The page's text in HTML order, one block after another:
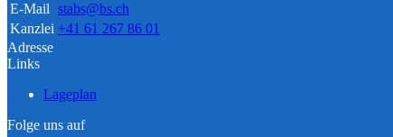
E-Mail stabs@bs.ch
Kanzlei +41 61 267 86 01
Adresse
Links
Lageplan
Folge uns auf